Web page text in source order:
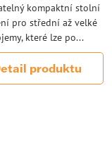
kompaktní stolní
pro střední až velké
které lze po...
produktu